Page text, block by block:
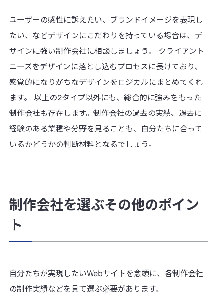
ユーザーの感性に訴えたい、ブランドイメージを表現し
たい、などデザインにこだわりを持っている場合は、デ
ザインに強い制作会社に相談しましょう。 クライアント
ニーズをデザインに落とし込むプロセスに長けており、
感覚的になりがちなデザインをロジカルにまとめてくれ
ます。 以上の2タイプ以外にも、総合的に強みをもった
制作会社も存在します。制作会社の過去の実績、過去に
経験のある業種や分野を見ることも、自分たちに合って
いるかどうかの判断材料となるでしょう。
制作会社を選ぶその他のポイン
ト
自分たちが実現したいWebサイトを念頭に、各制作会社
の制作実績などを見て選ぶ必要があります。